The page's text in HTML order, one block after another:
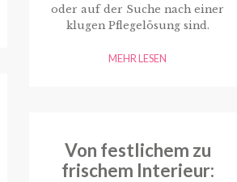
oder auf der Suche nach einer
klugen Pflegelösung sind.
MEHR LESEN
Von festlichem zu
frischem Interieur: